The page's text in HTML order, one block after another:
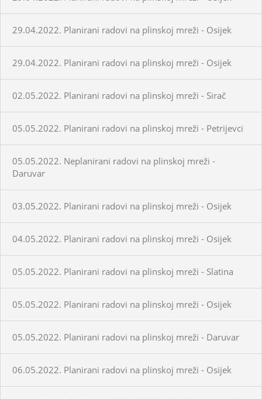
29.04.2022. Planirani radovi na plinskoj mreži - Osijek
29.04.2022. Planirani radovi na plinskoj mreži - Osijek
02.05.2022. Planirani radovi na plinskoj mreži - Sirač
05.05.2022. Planirani radovi na plinskoj mreži - Petrijevci
05.05.2022. Neplanirani radovi na plinskoj mreži -
Daruvar
03.05.2022. Planirani radovi na plinskoj mreži - Osijek
04.05.2022. Planirani radovi na plinskoj mreži - Osijek
05.05.2022. Planirani radovi na plinskoj mreži - Slatina
05.05.2022. Planirani radovi na plinskoj mreži - Osijek
05.05.2022. Planirani radovi na plinskoj mreži - Daruvar
06.05.2022. Planirani radovi na plinskoj mreži - Osijek